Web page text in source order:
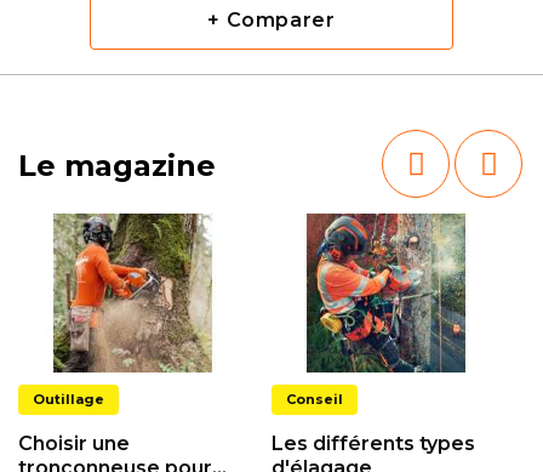
+ Comparer
Le magazine
Outillage
Choisir une
Conseil
Les différents types